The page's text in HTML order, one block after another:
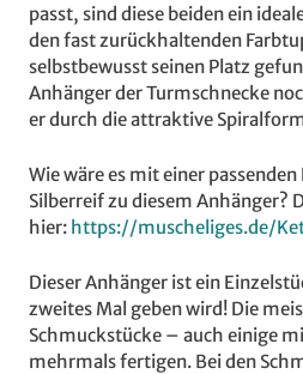
passt, sind diese beiden ein
den fast zurückhaltenden
selbstbewusst seinen Platz
Anhänger der Turmschnecke
er durch die attraktive
Wie wäre es mit einer
Silberreif zu diesem Anhänger?
hier: https://muscheliges.de/
Dieser Anhänger ist ein
zweites Mal geben wird! Die
Schmuckstücke – auch einige
mehrmals fertigen. Bei den